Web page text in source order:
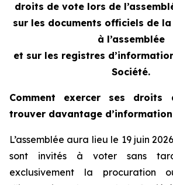
droits de vote lors de
sur les documents officiels de
à l’assemblée
et sur les registres
Société.
Comment exercer ses
trouver davantage d’information
L’assemblée aura lieu le 19 juin
sont invités à voter sans
exclusivement la procuration